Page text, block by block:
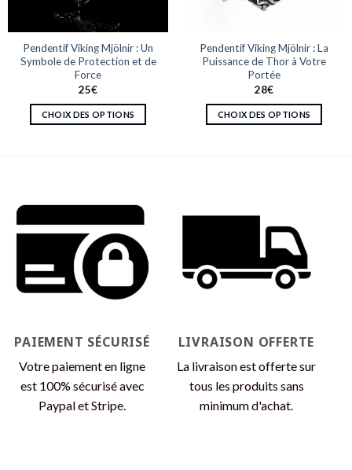
Pendentif Viking Mjölnir : Un
Symbole de Protection et de
Force
25€
CHOIX DES OPTIONS
options
peuvent
être
choisies
sur
du
produit
Pendentif Viking Mjölnir : La
Puissance de Thor à Votre
Portée
28€
CHOIX DES OPTIONS
options
peuvent
être
choisies
du
produit
PAIEMENT SÉCURISÉ
Votre paiement en ligne
est 100% sécurisé avec
Paypal et Stripe.
LIVRAISON OFFERTE
La livraison est offerte sur
tous les produits sans
minimum d'achat.